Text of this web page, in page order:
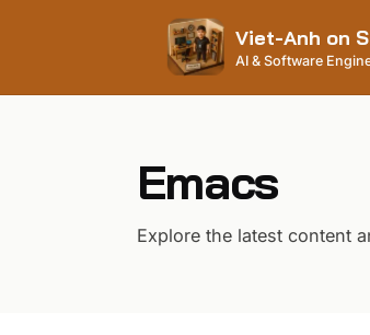
Viet-Anh on
AI & Software
Emacs
Explore the latest content